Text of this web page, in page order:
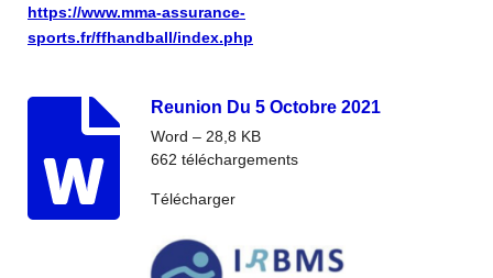
https://www.mma-assurance-
sports.fr/ffhandball/index.php
Reunion Du 5 Octobre 2021
Word – 28,8 KB
662 téléchargements
Télécharger